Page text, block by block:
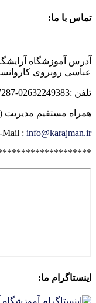
تماس با ما:
آدرس آموزشگاه
عباسی روبروی کاروانسرا پ
تلفن :02632249383-32217287
همراه مستقیم مدیریت
Mail : info@karajman.ir
اینستاگرام ما: